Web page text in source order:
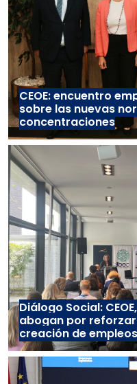
CEOE: encuentro
sobre las nuevas
concentraciones
Diálogo Social:
abogan por
creación de